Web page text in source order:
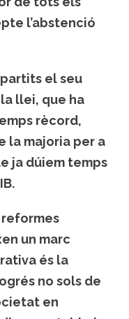
l’abstenció
partits el seu
llei, que ha
rècord,
la majoria per a
ja dúiem temps
un marc
és la
no sols de
en